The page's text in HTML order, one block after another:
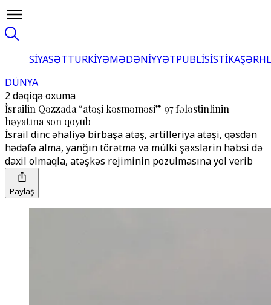
SİYASƏTTÜRKİYƏMƏDƏNİYYƏTPUBLİSİSTİKA
DÜNYA
2 dəqiqə oxuma
İsrailin Qəzzada “atəşi kəsməməsi” 97 fələstinlinin
həyatına son qoyub
İsrail dinc əhaliyə birbaşa atəş, artilleriya atəşi, qəsdən
hədəfə alma, yanğın törətmə və mülki şəxslərin həbsi də
daxil olmaqla, atəşkəs rejiminin pozulmasına yol verib
Paylaş